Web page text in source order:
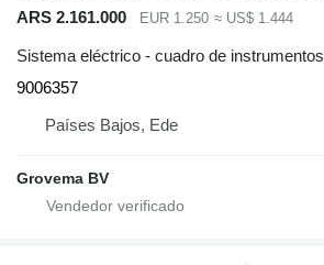
ARS 2.161.000 EUR 1.250 ≈ US$ 1.444
Sistema eléctrico - cuadro de instrumentos
9006357
Países Bajos, Ede
Grovema BV